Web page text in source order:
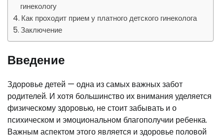
гинекологу
Как проходит прием у платного детского гинеколога
Заключение
Введение
Здоровье детей — одна из самых важных забот
родителей. И хотя большинство их внимания уделяется
физическому здоровью, не стоит забывать и о
психическом и эмоциональном благополучии ребенка.
Важным аспектом этого является и здоровье половой